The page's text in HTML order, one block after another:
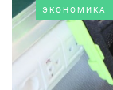
ЭКОНОМИКА